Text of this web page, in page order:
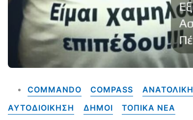
COMMANDO COMPASS
ΑΥΤΟΔΙΟΙΚΗΣΗ
ΔΗΜΟΙ ΤΟΠΙΚΑ NEA